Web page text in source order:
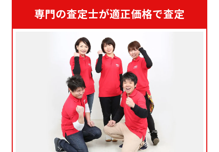
専門の査定士が適正価格で査定